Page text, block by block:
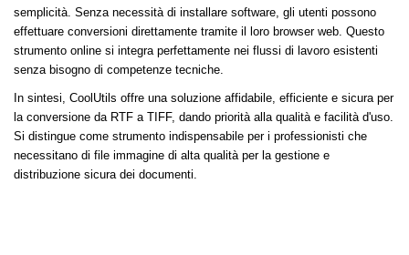
semplicità. Senza necessità di installare software, gli utenti possono
effettuare conversioni direttamente tramite il loro browser web. Questo
strumento online si integra perfettamente nei flussi di lavoro esistenti
senza bisogno di competenze tecniche.
In sintesi, CoolUtils offre una soluzione affidabile, efficiente e sicura per
la conversione da RTF a TIFF, dando priorità alla qualità e facilità d'uso.
Si distingue come strumento indispensabile per i professionisti che
necessitano di file immagine di alta qualità per la gestione e
distribuzione sicura dei documenti.